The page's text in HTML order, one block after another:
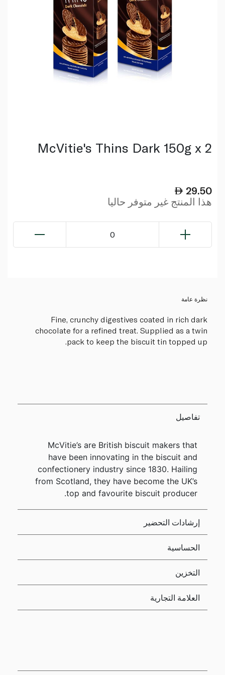
McVitie's Thins Dark 150g x 2
29.50
هذا المنتج غير متوفر حاليا
0
نظرة عامة
Fine, crunchy digestives coated in rich dark
chocolate for a refined treat. Supplied as a twin
pack to keep the biscuit tin topped up.
تفاصيل
McVitie’s are British biscuit makers that
have been innovating in the biscuit and
confectionery industry since 1830. Hailing
from Scotland, they have become the UK’s
top and favourite biscuit producer.
إرشادات التحضير
الحساسية
التخزين
العلامة التجارية